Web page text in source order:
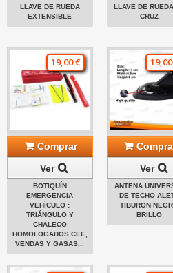
LLAVE DE RUEDA
EXTENSIBLE
LLAVE DE
CRUZ
19,00 €
Comprar
Ver
BOTIQUÍN
EMERGENCIA
VEHÍCULO :
TRIÁNGULO Y
CHALECO
HOMOLOGADOS CEE,
VENDAS Y GASAS...
Ver
ANTENA
DE TECHO
TIBURON
BRILLO